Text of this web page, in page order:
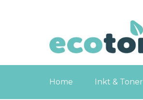
Home Inkt & Toner